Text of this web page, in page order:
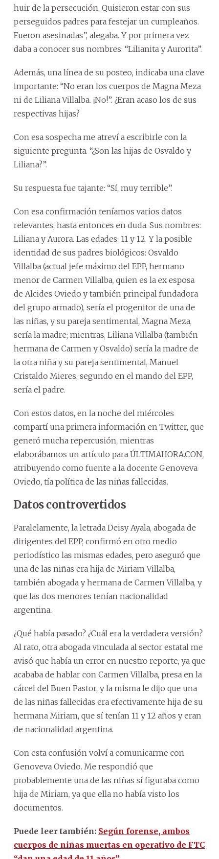
huir de la persecución. Quisieron estar con sus
perseguidos padres para festejar un cumpleaños.
Fueron asesinadas”, alegaba. Y por primera vez
daba a conocer sus nombres: “Lilianita y Aurorita”.
Además, una línea de su posteo, indicaba una clave
importante: “No eran los cuerpos de Magna Meza
ni de Liliana Villalba. ¡No!”. ¿Eran acaso los de sus
respectivas hijas?
Con esa sospecha me atreví a escribirle con la
siguiente pregunta. “¿Son las hijas de Osvaldo y
Liliana?”.
Su respuesta fue tajante: “Sí, muy terrible”.
Con esa confirmación teníamos varios datos
relevantes, hasta entonces en duda. Sus nombres:
Liliana y Aurora. Las edades: 11 y 12. Y la posible
identidad de sus padres biológicos: Osvaldo
Villalba (actual jefe máximo del EPP, hermano
menor de Carmen Villalba, quien es la ex esposa
de Alcides Oviedo y también principal fundadora
del grupo armado), sería el progenitor de una de
las niñas, y su pareja sentimental, Magna Meza,
sería la madre; mientras, Liliana Villalba (también
hermana de Carmen y Osvaldo) sería la madre de
la otra niña y su pareja sentimental, Manuel
Cristaldo Mieres, segundo en el mando del EPP,
sería el padre.
Con estos datos, en la noche del miércoles
compartí una primera información en Twitter, que
generó mucha repercusión, mientras
elaborábamos un artículo para ÚLTIMAHORA.CON,
atribuyendo como fuente a la docente Genoveva
Oviedo, tía política de las niñas fallecidas.
Datos controvertidos
Paralelamente, la letrada Deisy Ayala, abogada de
dirigentes del EPP, confirmó en otro medio
periodístico las mismas edades, pero aseguró que
una de las niñas era hija de Miriam Villalba,
también abogada y hermana de Carmen Villalba, y
que las dos menores tenían nacionalidad
argentina.
¿Qué había pasado? ¿Cuál era la verdadera versión?
Al rato, otra abogada vinculada al sector estatal me
avisó que había un error en nuestro reporte, ya que
acababa de hablar con Carmen Villalba, presa en la
cárcel del Buen Pastor, y la misma le dijo que una
de las niñas fallecidas era efectivamente hija de su
hermana Miriam, que sí tenían 11 y 12 años y eran
de nacionalidad argentina.
Con esta confusión volví a comunicarme con
Genoveva Oviedo. Me respondió que
probablemente una de las niñas sí figuraba como
hija de Miriam, ya que ella no había visto los
documentos.
Puede leer también: Según forense, ambos
cuerpos de niñas muertas en operativo de FTC